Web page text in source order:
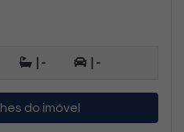
| - | -
do imóvel